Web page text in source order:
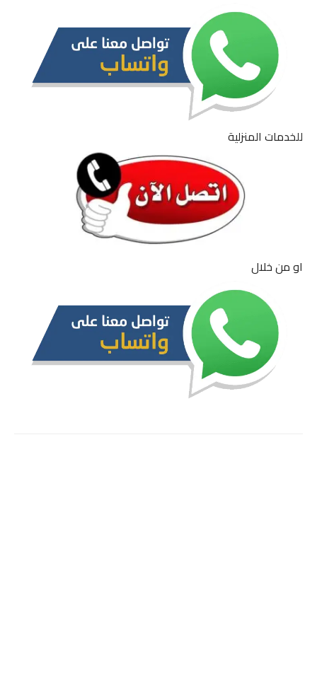
للخدمات المنزلية
او من خلال